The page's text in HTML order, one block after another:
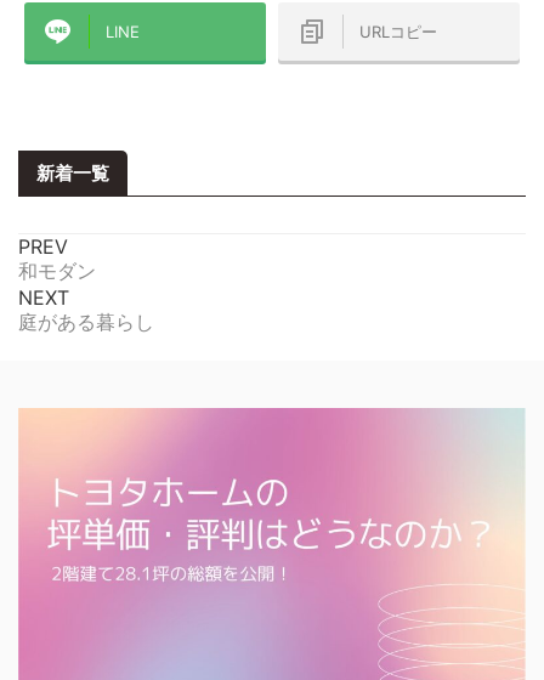
LINE URLコピー
新着一覧
PREV
和モダン
NEXT
庭がある暮らし